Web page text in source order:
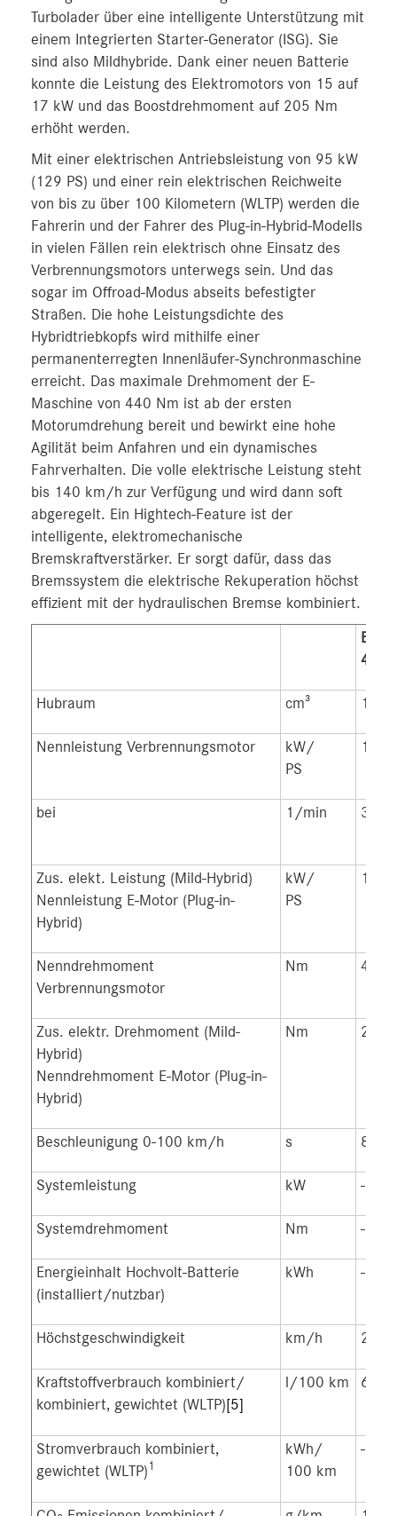
Turbolader über eine intelligente Unterstützung mit
einem Integrierten Starter-Generator (ISG). Sie
sind also Mildhybride. Dank einer neuen Batterie
konnte die Leistung des Elektromotors von 15 auf
17 kW und das Boostdrehmoment auf 205 Nm
erhöht werden.
Mit einer elektrischen Antriebsleistung von 95 kW
(129 PS) und einer rein elektrischen Reichweite
von bis zu über 100 Kilometern (WLTP) werden die
Fahrerin und der Fahrer des Plug-in-Hybrid-Modells
in vielen Fällen rein elektrisch ohne Einsatz des
Verbrennungsmotors unterwegs sein. Und das
sogar im Offroad-Modus abseits befestigter
Straßen. Die hohe Leistungsdichte des
Hybridtriebkopfs wird mithilfe einer
permanenterregten Innenläufer-Synchronmaschine
erreicht. Das maximale Drehmoment der E-
Maschine von 440 Nm ist ab der ersten
Motorumdrehung bereit und bewirkt eine hohe
Agilität beim Anfahren und ein dynamisches
Fahrverhalten. Die volle elektrische Leistung steht
bis 140 km/h zur Verfügung und wird dann soft
abgeregelt. Ein Hightech-Feature ist der
intelligente, elektromechanische
Bremskraftverstärker. Er sorgt dafür, dass das
Bremssystem die elektrische Rekuperation höchst
effizient mit der hydraulischen Bremse kombiniert.
E
Hubraum cm³
Nennleistung Verbrennungsmotor
kW/
PS
bei 1/min
Zus. elekt. Leistung (Mild-Hybrid)
Nennleistung E-Motor (Plug-in-
Hybrid)
kW/
PS
17/
Nenndrehmoment
Verbrennungsmotor
Nm 440
Zus. elektr. Drehmoment (Mild-
Hybrid)
Nenndrehmoment E-Motor (Plug-in-
Hybrid)
Nm 205
Beschleunigung 0-100 km/h s 8,1
Systemleistung kW -
Systemdrehmoment Nm -
Energieinhalt Hochvolt-Batterie
(installiert/nutzbar)
kWh -
Höchstgeschwindigkeit km/h 220
Kraftstoffverbrauch kombiniert/
kombiniert, gewichtet (WLTP)[5]
l/100 km 6,0-
Stromverbrauch kombiniert,
gewichtet (WLTP) 1
kWh/
100 km
-